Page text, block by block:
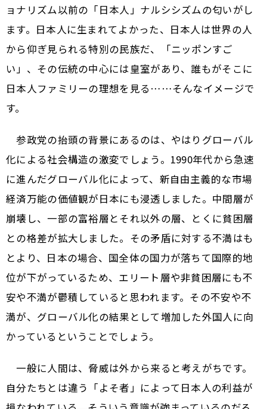
ョナリズム以前の「日本人」ナルシシズムの匂いがし
ます。日本人に生まれてよかった、日本人は世界の人
から仰ぎ見られる特別の民族だ、「ニッポンすご
い」、その伝統の中心には皇室があり、誰もがそこに
日本人ファミリーの理想を見る……そんなイメージで
す。
参政党の抬頭の背景にあるのは、やはりグローバル
化による社会構造の激変でしょう。1990年代から急速
に進んだグローバル化によって、新自由主義的な市場
経済万能の価値観が日本にも浸透しました。中間層が
崩壊し、一部の富裕層とそれ以外の層、とくに貧困層
との格差が拡大しました。その矛盾に対する不満はも
とより、日本の場合、国全体の国力が落ちて国際的地
位が下がっているため、エリート層や非貧困層にも不
安や不満が鬱積していると思われます。その不安や不
満が、グローバル化の結果として増加した外国人に向
かっているということでしょう。
一般に人間は、脅威は外から来ると考えがちです。
自分たちとは違う「よそ者」によって日本人の利益が